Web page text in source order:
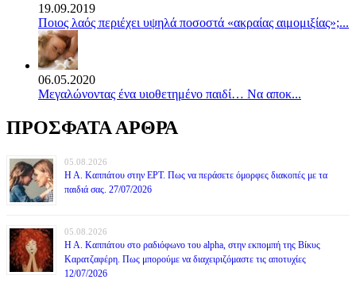
19.09.2019
Ποιος λαός περιέχει υψηλά ποσοστά «ακραίας αιμομιξίας»;...
06.05.2020
Mεγαλώνοντας ένα υιοθετημένο παιδί… Να αποκ...
ΠΡΟΣΦΑΤΑ ΑΡΘΡΑ
05.08.2026
Η Α. Καππάτου στην ΕΡΤ. Πως να περάσετε όμορφες διακοπές με τα
παιδιά σας. 27/07/2026
05.08.2026
Η Α. Καππάτου στο ραδιόφωνο του alpha, στην εκπομπή της Βίκυς
Καρατζαφέρη. Πως μπορούμε να διαχειριζόμαστε τις αποτυχίες
12/07/2026